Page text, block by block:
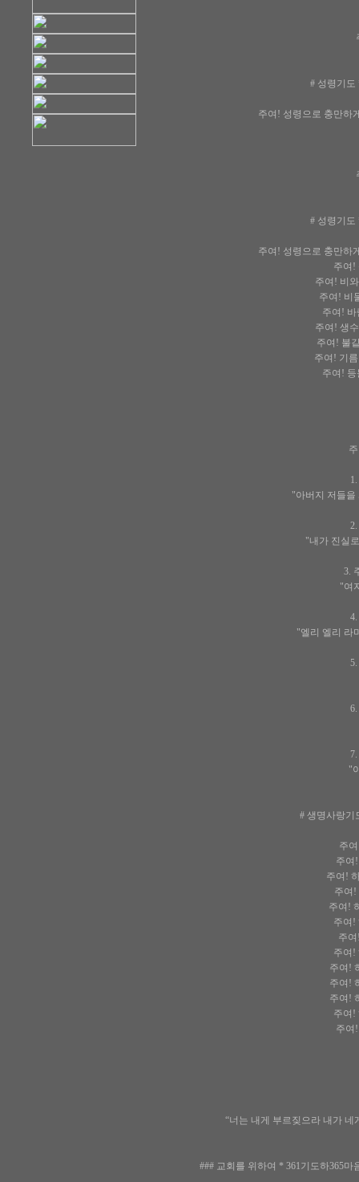
# 성령기도
주여! 성령으로 충만하
# 성령기도
주여! 성령으로 충만하
주여
주여! 비
주여! 비
주여!
주여! 생
주여! 불
주여! 기
주여!
"아버지 저들을
"내가 진실
3.
"여
"엘리 엘리 라
"
# 생명사랑기
주
주여
주여!
주여!
주여!
주여!
주
주여!
주여!
주여!
주여!
주여!
주여
“너는 내게 부르짖으라 내가 네
### 교회를 위하여 * 361기도하365마